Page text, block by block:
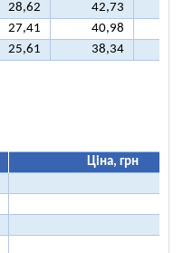
28,62 42,73
27,41 40,98
25,61 38,34
Ціна, грн